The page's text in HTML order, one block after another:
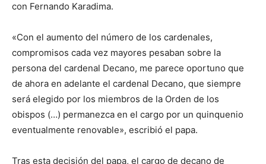
con Fernando Karadima.
«Con el aumento del número de los cardenales,
compromisos cada vez mayores pesaban sobre la
persona del cardenal Decano, me parece oportuno que
de ahora en adelante el cardenal Decano, que siempre
será elegido por los miembros de la Orden de los
obispos (…) permanezca en el cargo por un quinquenio
eventualmente renovable», escribió el papa.
Tras esta decisión del papa, el cargo de decano de